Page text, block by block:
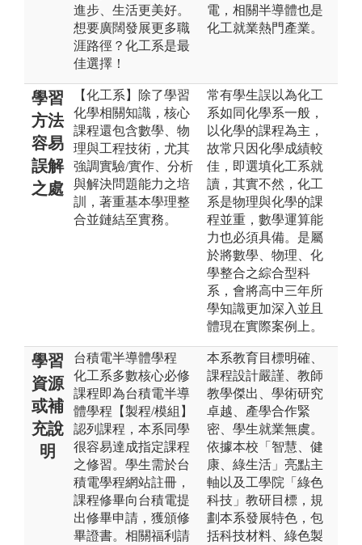
進步、生活更美好。
想要廣闊發展更多職
涯路徑？化工系是最
佳選擇！
電，相關半導體也是
化工就業熱門產業。
學習
方法
容易
誤解
之處
【化工系】除了學習
化學相關知識，核心
課程還包含數學、物
理與工程技術，尤其
強調實驗/實作、分析
與解決問題能力之培
訓，著重基本學理整
合並鏈結至實務。
常有學生誤以為化工
系如同化學系一般，
以化學的課程為主，
故常只因化學成績較
佳，即選填化工系就
讀，其實不然，化工
系是物理與化學的課
程並重，數學運算能
力也必須具備。是屬
於將數學、物理、化
學整合之綜合型科
系，會將高中三年所
學知識更加深入並且
體現在實際案例上。
學習
資源
或補
充說
明
台積電半導體學程
化工系多數核心必修
課程即為台積電半導
體學程【製程/模組】
認列課程，本系同學
很容易達成指定課程
之修習。學生需於台
積電學程網站註冊，
課程修畢向台積電提
出修畢申請，獲頒修
畢證書。相關福利請
本系教育目標明確、
課程設計嚴謹、教師
教學傑出、學術研究
卓越、產學合作緊
密、學生就業無虞。
依據本校「智慧、健
康、綠生活」亮點主
軸以及工學院「綠色
科技」教研目標，規
劃本系發展特色，包
括科技材料、綠色製